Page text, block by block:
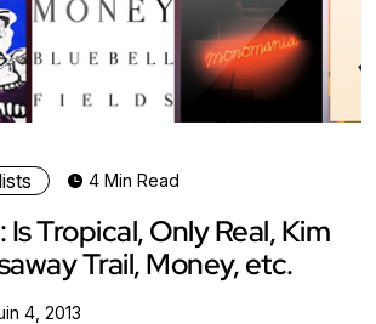
4 Min Read
Tropical, Only Real, Kim
Trail, Money, etc.
4, 2013